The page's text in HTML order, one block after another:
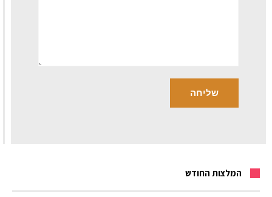
המלצות החודש